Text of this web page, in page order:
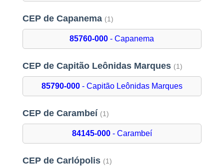
CEP de Capanema (1)
85760-000 - Capanema
CEP de Capitão Leônidas Marques (1)
85790-000- Capitão Leônidas Marques
CEP de Carambeí (1)
84145-000- Carambeí
CEP de Carlópolis (1)